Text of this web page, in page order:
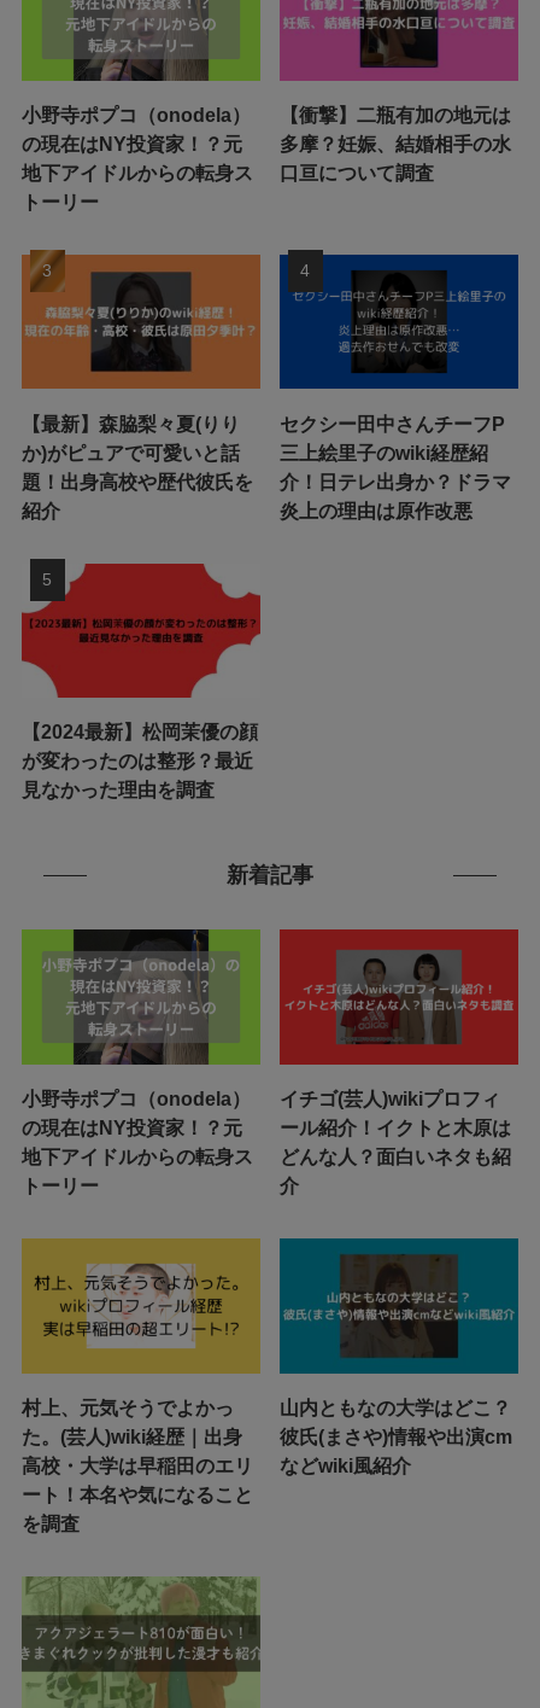
小野寺ポプコ（onodela）
の現在はNY投資家！？元
地下アイドルからの転身ス
トーリー
【衝撃】二瓶有加の地元は
多摩？妊娠、結婚相手の水
口亘について調査
【最新】森脇梨々夏(りり
か)がピュアで可愛いと話
題！出身高校や歴代彼氏を
紹介
セクシー田中さんチーフP
三上絵里子のwiki経歴紹
介！日テレ出身か？ドラマ
炎上の理由は原作改悪
【2024最新】松岡茉優の顔
が変わったのは整形？最近
見なかった理由を調査
新着記事
小野寺ポプコ（onodela）
の現在はNY投資家！？元
地下アイドルからの転身ス
トーリー
イチゴ(芸人)wikiプロフィ
ール紹介！イクトと木原は
どんな人？面白いネタも紹
介
村上、元気そうでよかっ
た。(芸人)wiki経歴｜出身
高校・大学は早稲田のエリ
ート！本名や気になること
を調査
山内ともなの大学はどこ？
彼氏(まさや)情報や出演cm
などwiki風紹介